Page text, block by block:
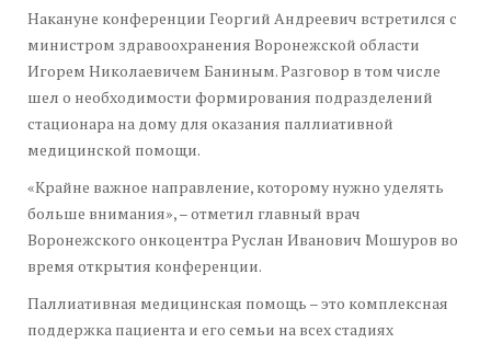
Накануне конференции Георгий Андреевич встретился с
министром здравоохранения Воронежской области
Игорем Николаевичем Баниным. Разговор в том числе
шел о необходимости формирования подразделений
стационара на дому для оказания паллиативной
медицинской помощи.
«Крайне важное направление, которому нужно уделять
больше внимания», – отметил главный врач
Воронежского онкоцентра Руслан Иванович Мошуров во
время открытия конференции.
Паллиативная медицинская помощь – это комплексная
поддержка пациента и его семьи на всех стадиях